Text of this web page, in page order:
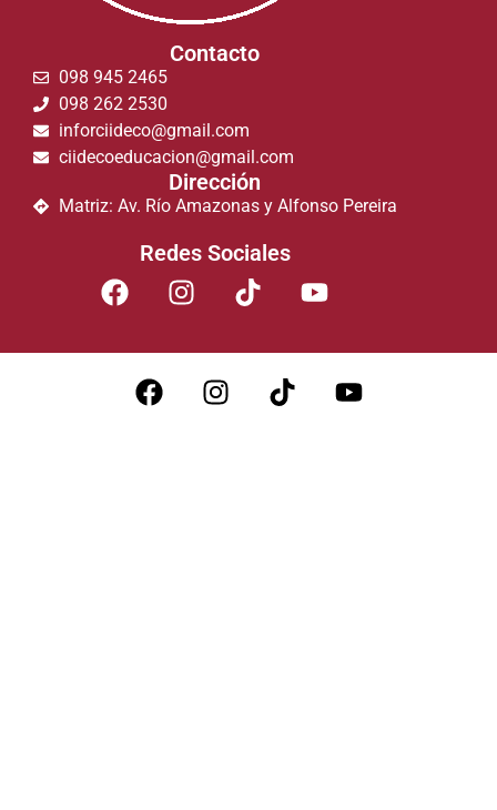
Contacto
098 945 2465
098 262 2530
inforciideco@gmail.com
ciidecoeducacion@gmail.com
Dirección
Matriz: Av. Río Amazonas y Alfonso Pereira
Redes Sociales